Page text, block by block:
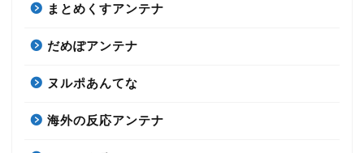
まとめくすアンテナ
だめぽアンテナ
ヌルポあんてな
海外の反応アンテナ